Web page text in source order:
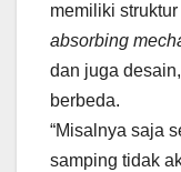
memiliki
absorbing
dan juga
berbeda.
“Misalnya saja
samping tidak